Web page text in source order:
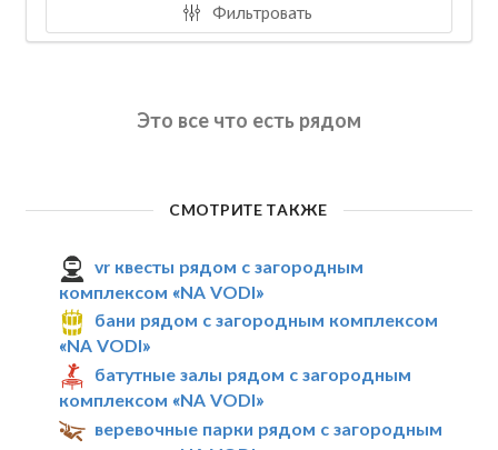
Фильтровать
Это все что есть рядом
СМОТРИТЕ ТАКЖЕ
vr квесты рядом с загородным
комплексом «NA VODI»
бани рядом с загородным комплексом
«NA VODI»
батутные залы рядом с загородным
комплексом «NA VODI»
веревочные парки рядом с загородным